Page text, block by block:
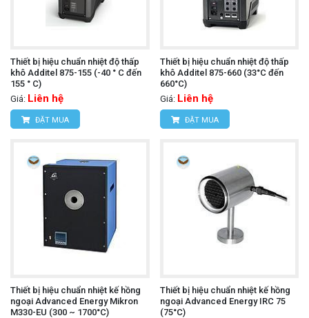
Thiết bị hiệu chuẩn nhiệt độ thấp
khô Additel 875-155 (-40 ° C đến
155 ° C)
Giá: Liên hệ
ĐẶT MUA
Thiết bị hiệu chuẩn nhiệt độ thấp
khô Additel 875-660 (33°C đến
660°C)
Giá: Liên hệ
ĐẶT MUA
Thiết bị hiệu chuẩn nhiệt kế hồng
ngoại Advanced Energy Mikron
M330-EU (300 ~ 1700°C)
Thiết bị hiệu chuẩn nhiệt kế hồng
ngoại Advanced Energy IRC 75
(75°C)